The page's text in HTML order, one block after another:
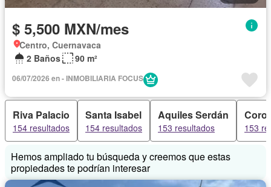
$ 5,500 MXN/mes
Centro, Cuernavaca
2 Baños
90 m²
06/07/2026 en - INMOBILIARIA FOCUS
Riva Palacio
154 resultados
Santa Isabel
154 resultados
Aquiles Serdán
153 resultados 153
Hemos ampliado tu búsqueda y creemos que estas
propiedades te podrían interesar